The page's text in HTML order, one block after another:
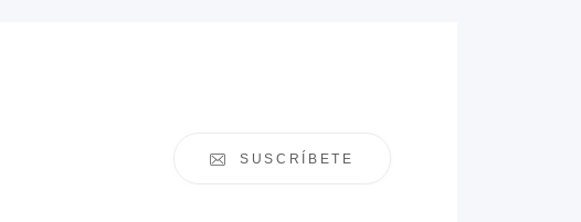
SUSCRÍBETE